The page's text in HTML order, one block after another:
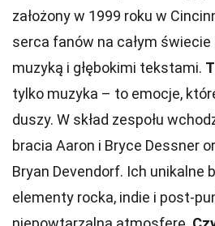
założony w 1999 roku w
serca fanów na całym
muzyką i głębokimi tekstami.
tylko muzyka – to emocje,
duszy. W skład zespołu
bracia Aaron i Bryce Dessner
Bryan Devendorf. Ich unikalne
elementy rocka, indie i post-